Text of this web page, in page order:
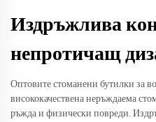
Издръжлива
непротичащ
Оптовите стоманени бутилки за
висококачествена неръждаема
ръжда и физически повреди.